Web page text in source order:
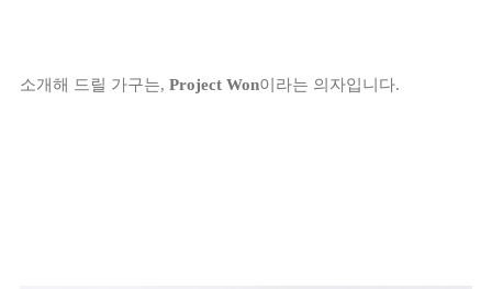
소개해 드릴 가구는, Project Won이라는 의자입니다.